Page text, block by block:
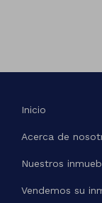
Inicio
Acerca de
Nuestros
Vendemos su